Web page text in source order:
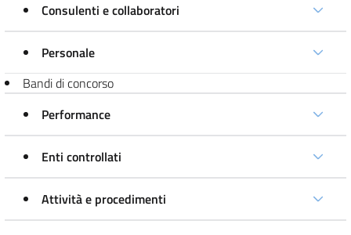
Consulenti e collaboratori
Personale
Bandi di concorso
Performance
Enti controllati
Attività e procedimenti